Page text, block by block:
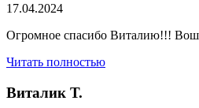
17.04.2024
Огромное спасибо Виталию!!!
Читать полностью
Виталик Т.